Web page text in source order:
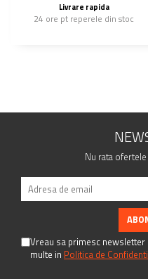
Livrare rapida
24 ore pt reperele din stoc
Nu rata
Vreau sa primesc
multe in Politica de